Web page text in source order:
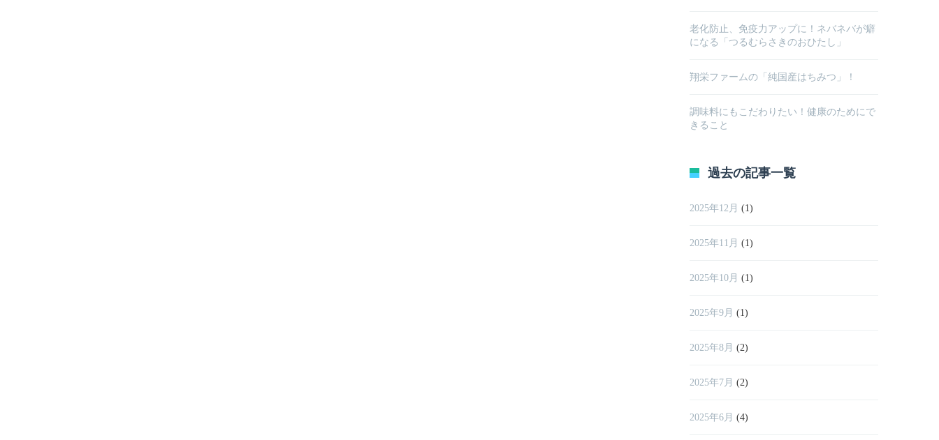
老化防止、免疫力アップに！ネバネバが癖
になる「つるむらさきのおひたし」
翔栄ファームの「純国産はちみつ」！
調味料にもこだわりたい！健康のためにで
きること
過去の記事一覧
2025年12月 (1)
2025年11月 (1)
2025年10月 (1)
2025年9月 (1)
2025年8月 (2)
2025年7月 (2)
2025年6月 (4)